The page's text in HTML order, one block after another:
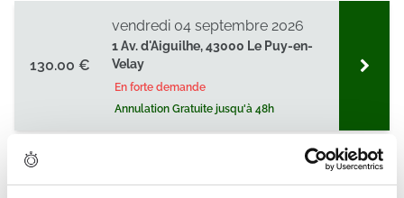
130.00 €
1 Av. d'Aiguilhe, 43000 Le Puy-en-
Velay
En forte demande
Annulation Gratuite jusqu'à 48h
vendredi 04 septembre 2026
1 Av. d'Aiguilhe, 43000 Le Puy-en-